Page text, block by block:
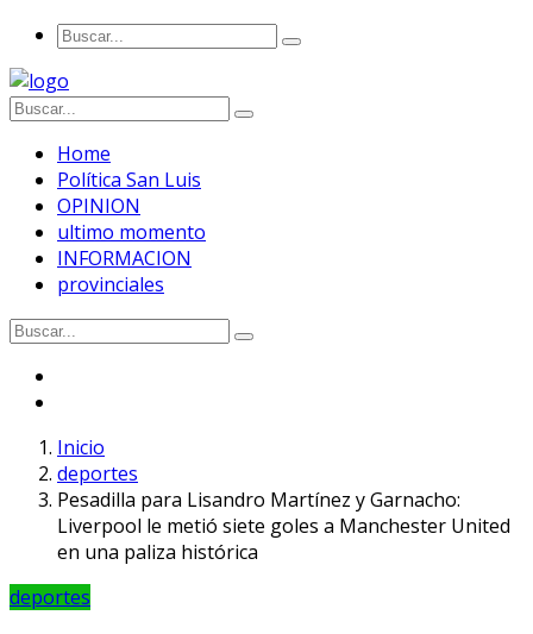
Home
Política San Luis
OPINION
ultimo momento
INFORMACION
provinciales
Inicio
deportes
Pesadilla para Lisandro Martínez y Garnacho:
Liverpool le metió siete goles a Manchester United
en una paliza histórica
deportes